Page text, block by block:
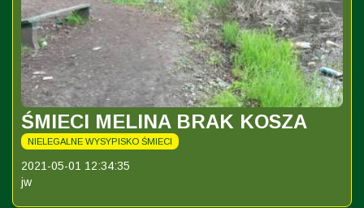
ŚMIECI MELINA BRAK KOSZA
NIELEGALNE WYSYPISKO ŚMIECI
2021-05-01 12:34:35
jw